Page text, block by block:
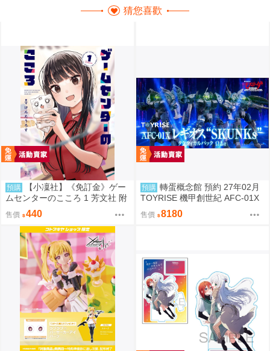
猜您喜歡
預購
【小凜社】《免訂金》ゲー
ムセンターのこころ 1 芳文社 附
Melonbooks特典
售價 440
預購 轉蛋概念館 預約 27年02月
TOYRISE 機甲創世紀 AFC-01X
雷吉歐斯 SKUNKs ΩΔα套組 免訂
金
售價 8180